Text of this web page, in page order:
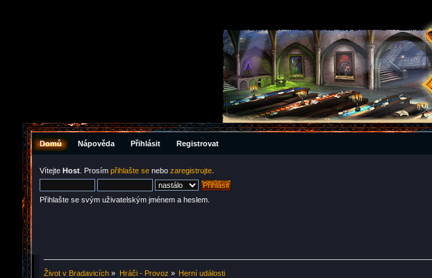
Domů Nápověda Přihlásit Registrovat
Vítejte Host . Prosím přihlašte se nebo zaregistrujte
Přihlašte se svým uživatelským jménem a heslem.
Život v Bradavicích » Hráči - Provoz » Herní události